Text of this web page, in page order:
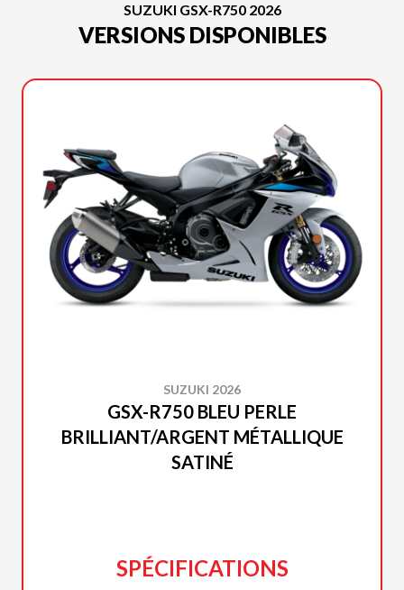
SUZUKI GSX-R750 2026
VERSIONS DISPONIBLES
SUZUKI 2026
GSX-R750 BLEU PERLE
BRILLIANT/ARGENT MÉTALLIQUE
SATINÉ
SPÉCIFICATIONS